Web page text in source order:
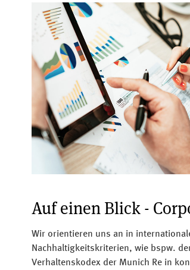
Auf einen Blick -
Wir orientieren uns an in
Nachhaltigkeitskriterien, wie bspw.
Verhaltenskodex der Munich Re in